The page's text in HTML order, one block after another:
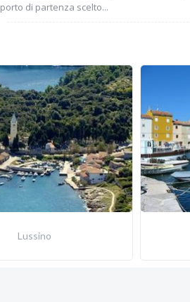
porto di partenza scelto...
Lussino